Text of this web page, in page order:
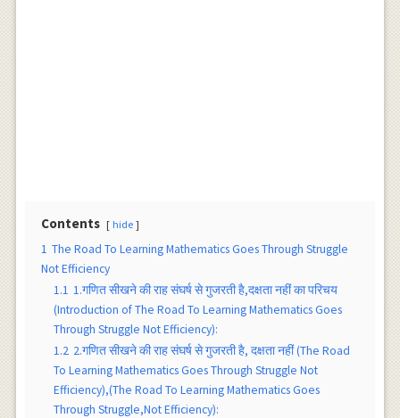
Contents hide
1 The Road To Learning Mathematics Goes Through Struggle
Not Efficiency
1.1 1.गणित सीखने की राह संघर्ष से गुजरती है,दक्षता नहीं का परिचय
(Introduction of The Road To Learning Mathematics Goes
Through Struggle Not Efficiency):
1.2 2.गणित सीखने की राह संघर्ष से गुजरती है, दक्षता नहीं (The Road
To Learning Mathematics Goes Through Struggle Not
Efficiency),(The Road To Learning Mathematics Goes
Through Struggle,Not Efficiency):